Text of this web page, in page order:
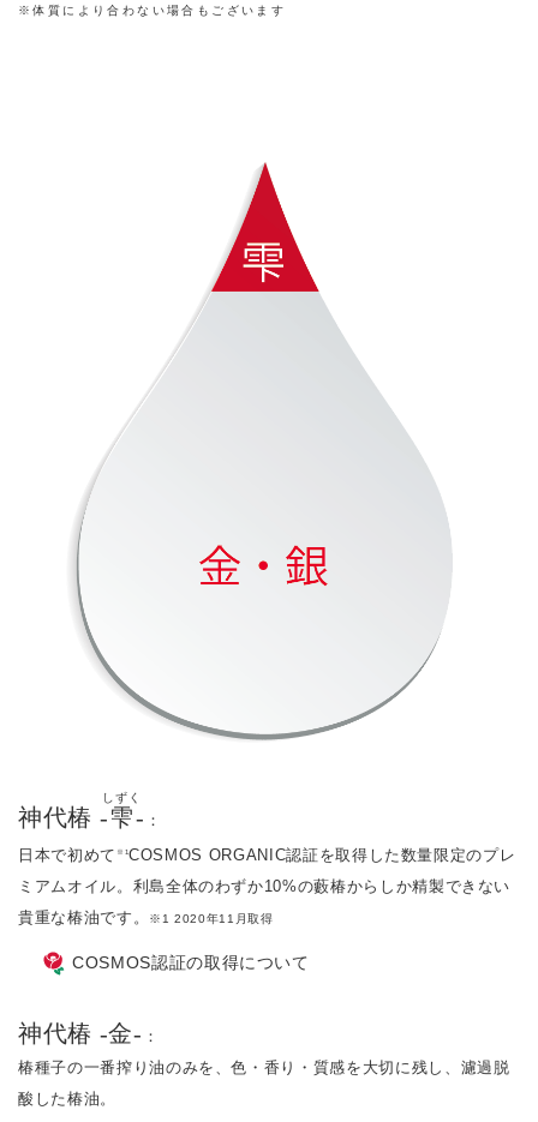
※体質により合わない場合もございます
神代椿 -雫
しずく
- ：
日本で初めて ※1COSMOS ORGANIC認証を取得した数量限定のプレ
ミアムオイル。利島全体のわずか10%の藪椿からしか精製できない
貴重な椿油です。
※1 2020年11月取得
COSMOS認証の取得について
神代椿 -金- ：
椿種子の一番搾り油のみを、色・香り・質感を大切に残し、濾過脱
酸した椿油。